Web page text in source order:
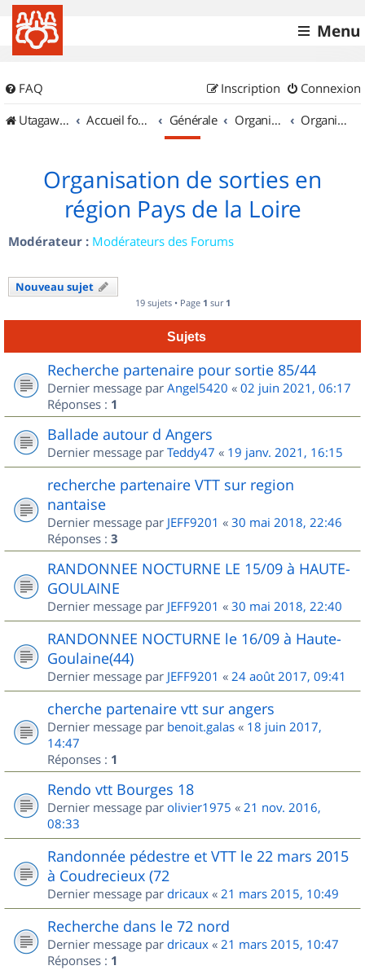
Menu
FAQ Connexion
Inscription
UtagawaVTT (Randos VTT et VTTAE avec traces GPS)
Accueil forum Générale Organisation de sorties & Recherche de partenaires Organisation de sorties en région Pays de la Loire
Organisation de sorties en
région Pays de la Loire
Modérateur : Modérateurs des Forums
Nouveau sujet
19 sujets • Page 1 sur 1
Sujets
Recherche partenaire pour sortie 85/44
Dernier message par Angel5420 « 02 juin 2021, 06:17
Réponses : 1
Ballade autour d Angers
Dernier message par Teddy47 « 19 janv. 2021, 16:15
recherche partenaire VTT sur region
nantaise
Dernier message par JEFF9201 « 30 mai 2018, 22:46
Réponses : 3
RANDONNEE NOCTURNE LE 15/09 à HAUTE-
GOULAINE
Dernier message par JEFF9201 « 30 mai 2018, 22:40
RANDONNEE NOCTURNE le 16/09 à Haute-
Goulaine(44)
Dernier message par JEFF9201 « 24 août 2017, 09:41
cherche partenaire vtt sur angers
Dernier message par benoit.galas « 18 juin 2017,
14:47
Réponses : 1
Rendo vtt Bourges 18
Dernier message par olivier1975 « 21 nov. 2016,
08:33
Randonnée pédestre et VTT le 22 mars 2015
à Coudrecieux (72
Dernier message par dricaux « 21 mars 2015, 10:49
Recherche dans le 72 nord
Dernier message par dricaux « 21 mars 2015, 10:47
Réponses : 1